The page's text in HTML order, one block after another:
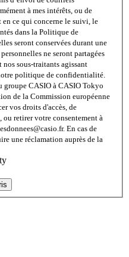
à mes intérêts, ou de
en ce qui concerne le suivi, le
dans la Politique de
seront conservées durant une
ne seront partagées
sous-traitants agissant
politique de confidentialité.
groupe CASIO à CASIO Tokyo
de la Commission européenne
vos droits d'accès, de
retirer votre consentement à
En cas de
une réclamation auprès de la